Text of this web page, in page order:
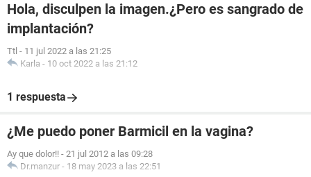
Hola, disculpen la imagen.¿Pero es sangrado de
implantación?
Ttl - 11 jul 2022 a las 21:25
Karla - 10 oct 2022 a las 21:12
1 respuesta
¿Me puedo poner Barmicil en la vagina?
Ay que dolor!! - 21 jul 2012 a las 09:28
Dr.manzur - 18 may 2023 a las 22:51